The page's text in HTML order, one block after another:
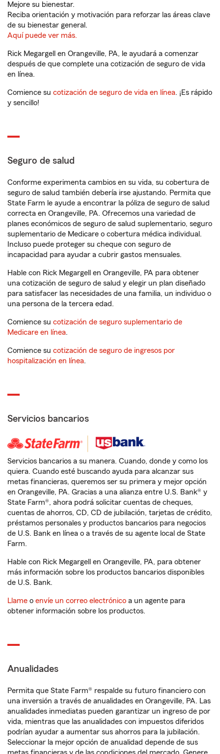
Mejore su bienestar.
Reciba orientación y motivación para reforzar las áreas clave
de su bienestar general.
Aquí puede ver más.
Rick Megargell en Orangeville, PA, le ayudará a comenzar
después de que complete una cotización de seguro de vida
en línea.
Comience su cotización de seguro de vida en línea. ¡Es rápido
y sencillo!
Seguro de salud
Conforme experimenta cambios en su vida, su cobertura de
seguro de salud también debería irse ajustando. Permita que
State Farm le ayude a encontrar la póliza de seguro de salud
correcta en Orangeville, PA. Ofrecemos una variedad de
planes económicos de seguro de salud suplementario, seguro
suplementario de Medicare o cobertura médica individual.
Incluso puede proteger su cheque con seguro de
incapacidad para ayudar a cubrir gastos mensuales.
Hable con Rick Megargell en Orangeville, PA para obtener
una cotización de seguro de salud y elegir un plan diseñado
para satisfacer las necesidades de una familia, un individuo o
una persona de la tercera edad.
Comience su cotización de seguro suplementario de
Medicare en línea.
Comience su cotización de seguro de ingresos por
hospitalización en línea.
Servicios bancarios
Servicios bancarios a su manera. Cuando, donde y como los
quiera. Cuando esté buscando ayuda para alcanzar sus
metas financieras, queremos ser su primera y mejor opción
en Orangeville, PA. Gracias a una alianza entre U.S. Bank® y
State Farm®, ahora podrá solicitar cuentas de cheques,
cuentas de ahorros, CD, CD de jubilación, tarjetas de crédito,
préstamos personales y productos bancarios para negocios
de U.S. Bank en línea o a través de su agente local de State
Farm.
Hable con Rick Megargell en Orangeville, PA, para obtener
más información sobre los productos bancarios disponibles
de U.S. Bank.
Llame o envíe un correo electrónico a un agente para
obtener información sobre los productos.
Anualidades
Permita que State Farm® respalde su futuro financiero con
una inversión a través de anualidades en Orangeville, PA. Las
anualidades inmediatas pueden garantizar un ingreso de por
vida, mientras que las anualidades con impuestos diferidos
podrían ayudar a aumentar sus ahorros para la jubilación.
Seleccionar la mejor opción de anualidad depende de sus